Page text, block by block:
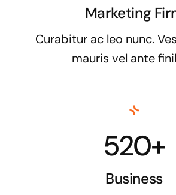
Marketing
Curabitur ac leo nunc.
mauris vel ante
520+
Business